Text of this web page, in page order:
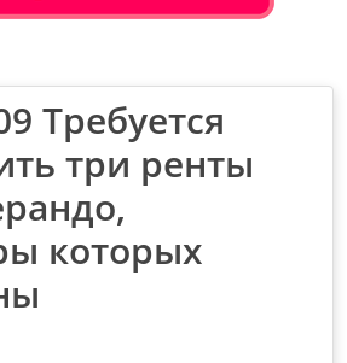
Требуется
три ренты
которых